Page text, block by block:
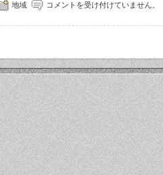
地域 コメントを受け付けていません。